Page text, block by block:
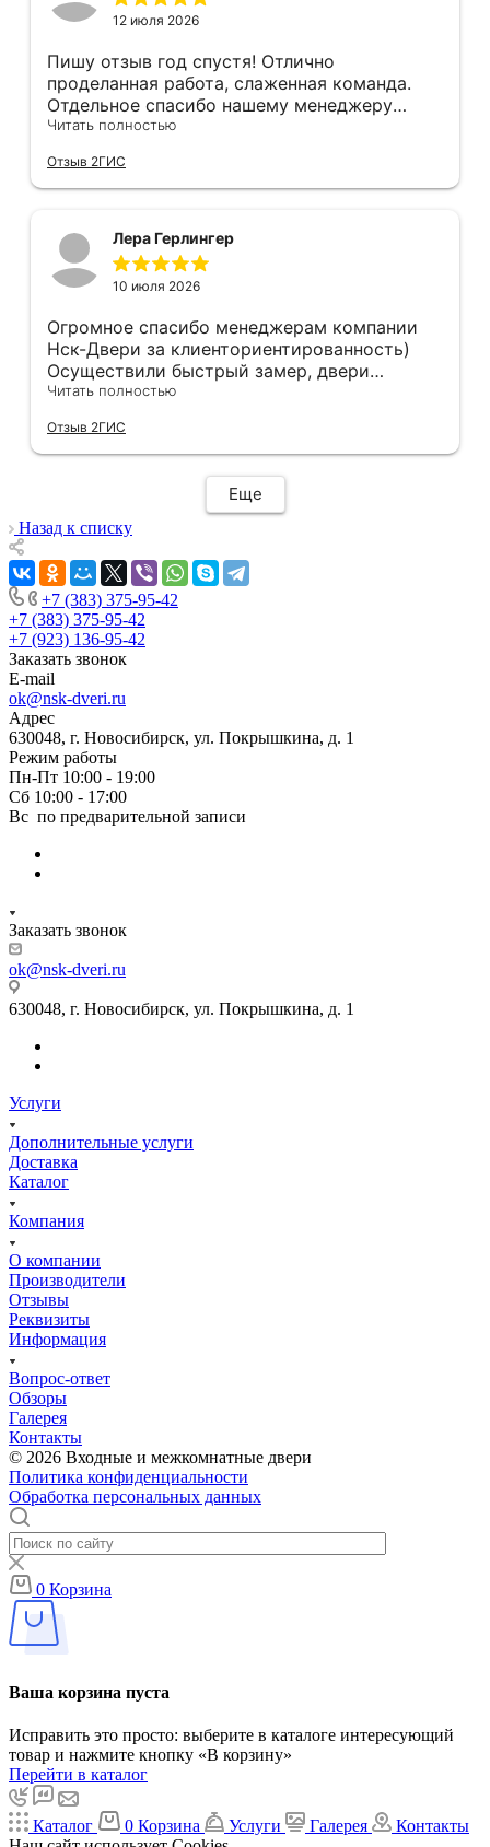
нержавеющий, обклеен плёнкой, которую
порога наклеен на эту плёнку...
12 июля 2026
Пишу отзыв год спустя! Отлично
проделанная работа, слаженная команда.
Отдельное спасибо нашему менеджеру
Анастасии, помогла сделать выбор, от
профессионально, рекомендую.
Читать полностью
Отзыв 2ГИС
Лера Герлингер
10 июля 2026
Огромное спасибо менеджерам компании
Нск-Двери за клиенториентированность)
Осуществили быстрый замер, двери
оказались в наличии. По доставке
компанию, где я могу указать удобный для
меня интервал времени, а не ждать весь
день🙏 Не могу не отметить качественный
монтаж дверей, спасибо мастеру Антону за
его труд!!!
Читать полностью
Отзыв 2ГИС
Еще
Назад к списку
+7 (383) 375-95-42
+7 (383) 375-95-42
+7 (923) 136-95-42
Заказать звонок
E-mail
ok@nsk-dveri.ru
Адрес
630048, г. Новосибирск, ул. Покрышкина, д. 1
Режим работы
Пн-Пт 10:00 - 19:00
Сб 10:00 - 17:00
Вс по предварительной записи
Заказать звонок
ok@nsk-dveri.ru
630048, г. Новосибирск, ул. Покрышкина, д. 1
Услуги
Дополнительные услуги
Доставка
Каталог
Компания
О компании
Производители
Отзывы
Реквизиты
Информация
Вопрос-ответ
Обзоры
Галерея
Контакты
© 2026 Входные и межкомнатные двери
Политика конфиденциальности
Обработка персональных данных
0 Корзина
Ваша корзина пуста
Исправить это просто: выберите в каталоге интересующий
товар и нажмите кнопку «В корзину»
Перейти в каталог
Каталог 0 Корзина Услуги Галерея
Контакты